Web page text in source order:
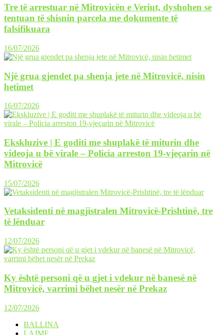
Tre të arrestuar në Mitrovicën e Veriut, dyshohen se
tentuan të shisnin parcela me dokumente të
falsifikuara
16/07/2026
Një grua gjendet pa shenja jete në Mitrovicë, nisin
hetimet
16/07/2026
Ekskluzive | E goditi me shuplakë të miturin dhe
videoja u bë virale – Policia arreston 19-vjeçarin në
Mitrovicë
15/07/2026
Vetaksidenti në magjistralen Mitrovicë-Prishtinë, tre
të lënduar
12/07/2026
Ky është personi që u gjet i vdekur në banesë në
Mitrovicë, varrimi bëhet nesër në Prekaz
12/07/2026
BALLINA
LAJME